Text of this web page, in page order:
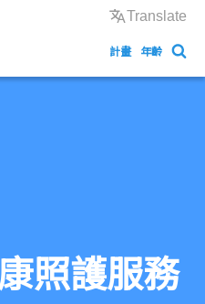
Translate
計畫 年齡
照護服務